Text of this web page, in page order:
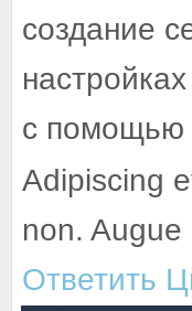
создание
с помощью
Adipiscing
non.
Ответить